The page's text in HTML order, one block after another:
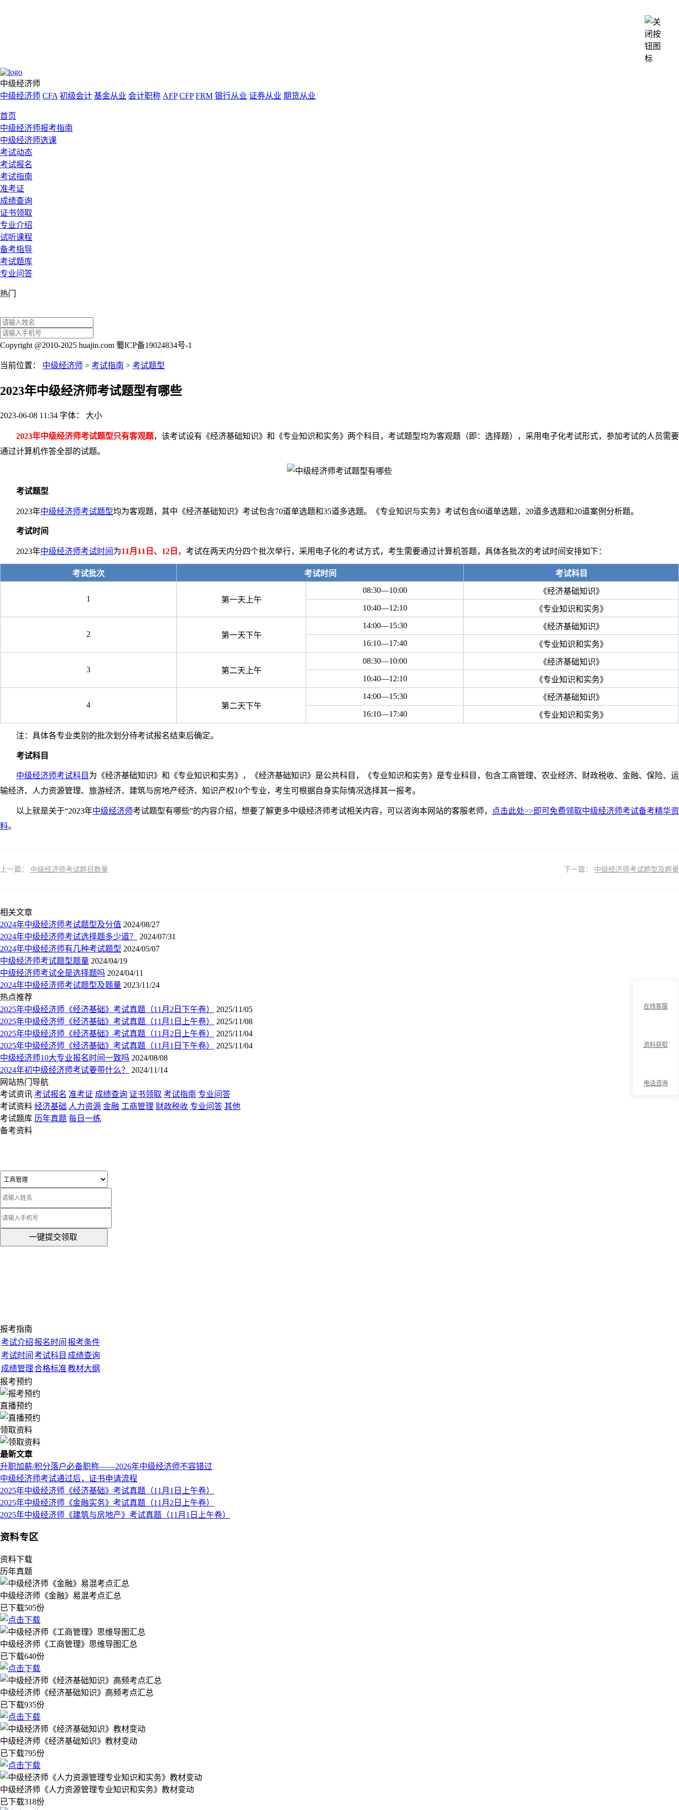
中级经济师
中级经济师 CFA 初级会计 基金从业 会计职称 AFP CFP FRM 银行从业 证券从业 期货从业
首页
中级经济师报考指南
中级经济师选课
考试动态
考试报名
考试指南
准考证
成绩查询
证书领取
专业介绍
试听课程
备考指导
考试题库
专业问答
热门
Copyright @2010-2025 huajin.com 蜀ICP备19024834号-1
当前位置： 中级经济师 > 考试指南 > 考试题型
2023年中级经济师考试题型有哪些
2023-06-08 11:34 字体： 大小
2023年中级经济师考试题型只有客观题，该考试设有《经济基础知识》和《专业知识和实务》两个科目，考试题型均为客观题（即：选择题），采用电子化考试形式，参加考试的人员需要
通过计算机作答全部的试题。
考试题型
2023年中级经济师考试题型均为客观题，其中《经济基础知识》考试包含70道单选题和35道多选题。《专业知识与实务》考试包含60道单选题，20道多选题和20道案例分析题。
考试时间
2023年中级经济师考试时间 为11月11日、12日 ，考试在两天内分四个批次举行，采用电子化的考试方式，考生需要通过计算机答题，具体各批次的考试时间安排如下：
考试批次 考试时间 考试科目
1 第一天上午
08:30—10:00
《经济基础知识》
10:40—12:10 《专业知识和实务》
2 第一天下午
14:00—15:30
《经济基础知识》
16:10—17:40 《专业知识和实务》
3 第二天上午
08:30—10:00
《经济基础知识》
10:40—12:10 《专业知识和实务》
4 第二天下午
14:00—15:30
《经济基础知识》
16:10—17:40 《专业知识和实务》
注：具体各专业类别的批次划分待考试报名结束后确定。
考试科目
中级经济师考试科目 为《经济基础知识》和《专业知识和实务》，《经济基础知识》是公共科目，《专业知识和实务》是专业科目，包含工商管理、农业经济、财政税收、金融、保险、运
输经济、人力资源管理、旅游经济、建筑与房地产经济、知识产权10个专业，考生可根据自身实际情况选择其一报考。
以上就是关于“2023年中级经济师考试题型有哪些”的内容介绍，想要了解更多中级经济师考试相关内容，可以咨询本网站的客服老师，
点击此处>>即可免费领取中级经济师考试备考精华资
料。
上一篇： 中级经济师考试题目数量 下一篇： 中级经济师考试题型及题量
相关文章
2024年中级经济师考试题型及分值 2024/08/27
2024年中级经济师考试选择题多少道？
2024/07/31
2024年中级经济师有几种考试题型 2024/05/07
中级经济师考试题型题量 2024/04/19
中级经济师考试全是选择题吗 2024/04/11
2024年中级经济师考试题型及题量 2023/11/24
热点推荐
2025年中级经济师《经济基础》考试真题（11月2日下午卷）
2025/11/05
2025年中级经济师《经济基础》考试真题（11月1日上午卷）
2025/11/08
2025年中级经济师《经济基础》考试真题（11月2日上午卷）
2025/11/04
2025年中级经济师《经济基础》考试真题（11月1日下午卷）
2025/11/04
中级经济师10大专业报名时间一致吗 2024/08/08
2024年初中级经济师考试要带什么？
2024/11/14
网站热门导航
考试资讯 考试报名 准考证 成绩查询 证书领取 考试指南 专业问答
考试资料 经济基础 人力资源 金融 工商管理 财政税收 专业问答 其他
考试题库 历年真题 每日一练
备考资料
一键提交领取
报考指南
考试介绍报名时间 报考条件
考试时间 考试科目 成绩查询
成绩管理合格标准教材大纲
报考预约
直播预约
领取资料
最新文章
升职加薪/积分落户必备职称——2026年中级经济师不容错过
中级经济师考试通过后，证书申请流程
2025年中级经济师《经济基础》考试真题（11月1日上午卷）
2025年中级经济师《金融实务》考试真题（11月2日上午卷）
2025年中级经济师《建筑与房地产》考试真题（11月1日上午卷）
资料专区
资料下载
历年真题
中级经济师《金融》易混考点汇总
已下载505份
中级经济师《工商管理》思维导图汇总
已下载640份
中级经济师《经济基础知识》高频考点汇总
已下载935份
中级经济师《经济基础知识》教材变动
已下载795份
中级经济师《人力资源管理专业知识和实务》教材变动
已下载318份
在线客服
资料获取
电话咨询